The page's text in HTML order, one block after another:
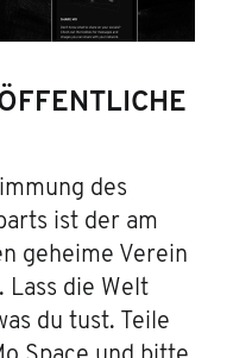
des
ist der am
geheime Verein
Lass die Welt
du tust. Teile